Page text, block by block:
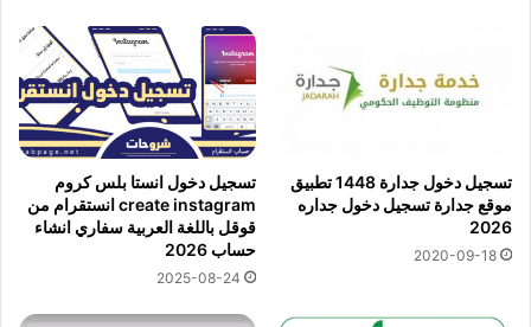
تسجيل دخول جدارة 1448 تطبيق
موقع جدارة تسجيل دخول جداره
2026
2020-09-18
تسجيل دخول انستا بلس كروم
create instagram انستقرام من
قوقل باللغة العربية سفاري انشاء
حساب 2026
2025-08-24